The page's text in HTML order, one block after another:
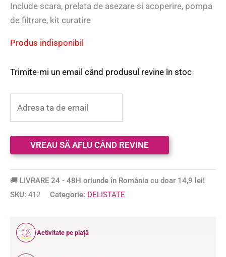
Include scara, prelata de asezare si acoperire, pompa
de filtrare, kit curatire
Produs indisponibil
Trimite-mi un email când produsul revine în stoc
🚚 LIVRARE 24 - 48H oriunde în România cu doar 14,9 lei!
SKU: 412 Categorie: DELISTATE
12
ANI
Activitate pe piață